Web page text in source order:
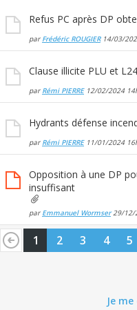
Refus PC après DP
par Frédéric ROUGIER14/03/
Clause illicite PLU et
par Rémi PIERRE12/02/2024
Hydrants défense
par Rémi PIERRE11/01/2024
Opposition à une DP
insuffisant
par Emmanuel Wormser29/12/
1 2 3 4 5
Je